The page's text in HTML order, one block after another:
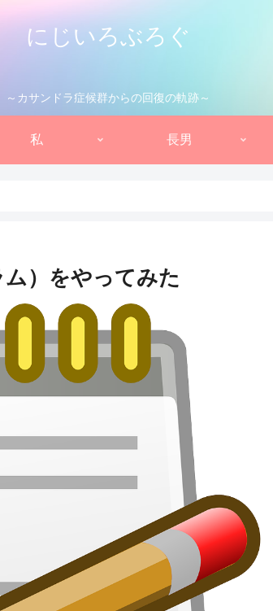
にじいろぶろぐ
～カサンドラ症候群からの回復の軌跡～
私 長男
ム）をやってみた